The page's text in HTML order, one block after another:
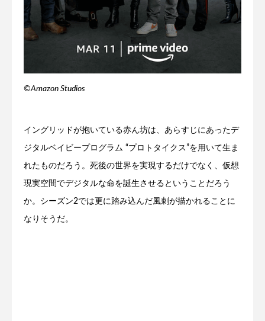
©️Amazon Studios
イングリッドが抱いている赤ん坊は、あらすじにあったデ
ジタルベイビープログラム “プロトタイクス”を用いて生ま
れたものだろう。死後の世界を実現するだけでなく、仮想
現実空間でデジタルな命を誕生させるということだろう
か。シーズン2では更に踏み込んだ風刺が描かれることに
なりそうだ。